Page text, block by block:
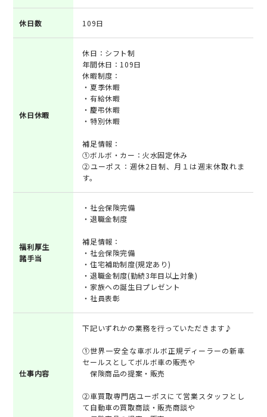
休日数 109日
休日休暇
休日：シフト制
年間休日：109日
休暇制度：
・夏季休暇
・有給休暇
・慶弔休暇
・特別休暇
補足情報：
①ボルボ・カー：火水固定休み
②ユーポス：週休2日制、月１は週末休取れま
す。
福利厚生
諸手当
・社会保険完備
・退職金制度
補足情報：
・社会保険完備
・住宅補助制度(規定あり)
・退職金制度(勤続3年目以上対象)
・家族への誕生日プレゼント
・社員表彰
仕事内容
下記いずれかの業務を行っていただきます♪
①世界一安全な車ボルボ正規ディーラーの新車
セールスとしてボルボ車の販売や
保険商品の提案・販売
②車買取専門店ユーポスにて営業スタッフとし
て自動車の買取商談・販売商談や